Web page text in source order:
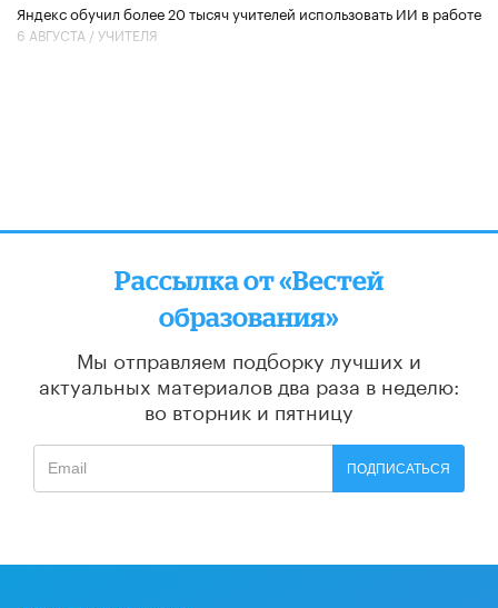
​Яндекс обучил более 20 тысяч учителей использовать ИИ в работе
6 АВГУСТА /УЧИТЕЛЯ
Рассылка от «Вестей
образования»
Мы отправляем подборку лучших и
актуальных материалов два раза в неделю:
во вторник и пятницу
ПОДПИСАТЬСЯ